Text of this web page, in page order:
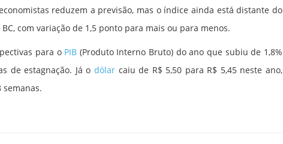
reduzem a previsão, mas o índice ainda está distante do
com variação de 1,5 ponto para mais ou para menos.
para o PIB (Produto Interno Bruto) do ano que subiu de 1,8%
de estagnação. Já o dólar caiu de R$ 5,50 para R$ 5,45 neste ano,